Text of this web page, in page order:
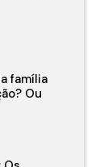
família
Ou